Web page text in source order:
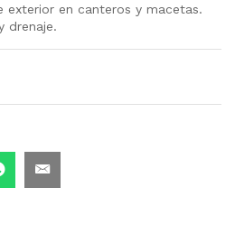
exterior en canteros y macetas.
drenaje.